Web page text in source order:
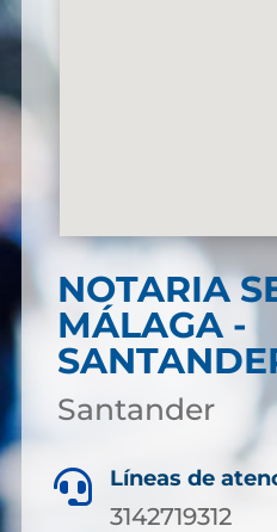
NOTARIA
MÁLAGA -
Santander
 Líneas de
3142719312